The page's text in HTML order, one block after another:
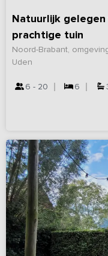
Natuurlijk
prachtige tuin
Noord-Brabant,
Uden
6 - 20 6